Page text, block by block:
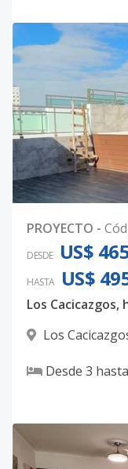
PROYECTO -
DESDE US$
HASTA US$
Los
Desde 3 hasta